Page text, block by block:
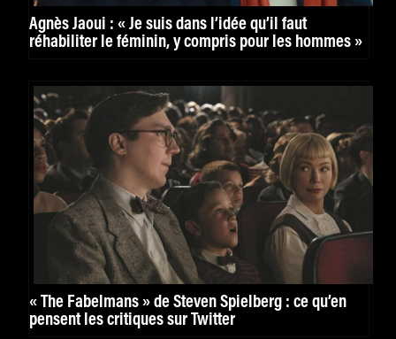
Agnès Jaoui : « Je suis dans l’idée qu’il faut
réhabiliter le féminin, y compris pour les hommes »
« The Fabelmans » de Steven Spielberg : ce qu’en
pensent les critiques sur Twitter